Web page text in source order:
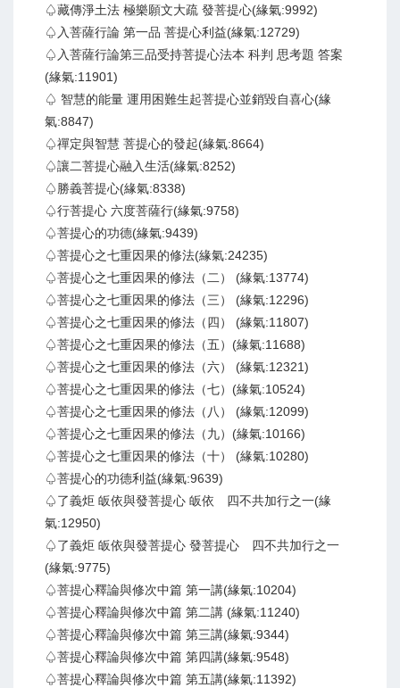
♤藏傳淨土法 極樂願文大疏 發菩提心(緣氣:9992)
♤入菩薩行論 第一品 菩提心利益(緣氣:12729)
♤入菩薩行論第三品受持菩提心法本 科判 思考題 答案
(緣氣:11901)
♤ 智慧的能量 運用困難生起菩提心並銷毀自喜心(緣
氣:8847)
♤禪定與智慧 菩提心的發起(緣氣:8664)
♤讓二菩提心融入生活(緣氣:8252)
♤勝義菩提心(緣氣:8338)
♤行菩提心 六度菩薩行(緣氣:9758)
♤菩提心的功德(緣氣:9439)
♤菩提心之七重因果的修法(緣氣:24235)
♤菩提心之七重因果的修法（二） (緣氣:13774)
♤菩提心之七重因果的修法（三） (緣氣:12296)
♤菩提心之七重因果的修法（四） (緣氣:11807)
♤菩提心之七重因果的修法（五）(緣氣:11688)
♤菩提心之七重因果的修法（六） (緣氣:12321)
♤菩提心之七重因果的修法（七）(緣氣:10524)
♤菩提心之七重因果的修法（八） (緣氣:12099)
♤菩提心之七重因果的修法（九）(緣氣:10166)
♤菩提心之七重因果的修法（十） (緣氣:10280)
♤菩提心的功德利益(緣氣:9639)
♤了義炬 皈依與發菩提心 皈依 四不共加行之一(緣
氣:12950)
♤了義炬 皈依與發菩提心 發菩提心 四不共加行之一
(緣氣:9775)
♤菩提心釋論與修次中篇 第一講(緣氣:10204)
♤菩提心釋論與修次中篇 第二講 (緣氣:11240)
♤菩提心釋論與修次中篇 第三講(緣氣:9344)
♤菩提心釋論與修次中篇 第四講(緣氣:9548)
♤菩提心釋論與修次中篇 第五講(緣氣:11392)